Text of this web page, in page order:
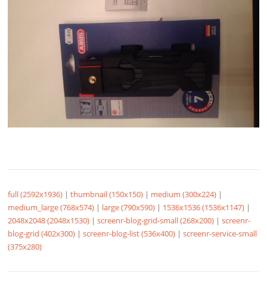
full (2592x1936) |thumbnail (150x150) | medium (300x224) |
medium_large (768x574) | large (790x590) | 1536x1536 (1536x1147) |
2048x2048 (2048x1530) |screenr-blog-grid-small (268x200) |screenr-
blog-grid (402x300) |screenr-blog-list (536x400) |screenr-service-small
(375x280)